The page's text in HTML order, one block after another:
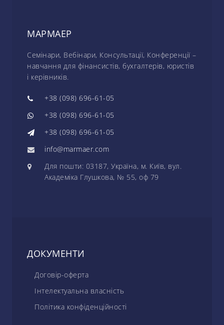
МАРМАЕР
Семінари, Вебінари, Консультації, Конференції –
навчання для фінансистів, бухгалтерів, юристів
і керівників.
+38 (098) 696-61-05
+38 (098) 696-61-05
+38 (098) 696-61-05
info@marmaer.com
Для пошти: 03187, Україна, м. Київ, вул.
Академіка Глушкова, № 55, оф 79
ДОКУМЕНТИ
Договір-оферта
Інтелектуальна власність
Політика конфіденційності